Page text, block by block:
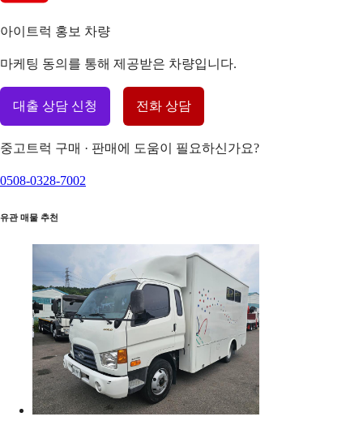
아이트럭 홍보 차량
마케팅 동의를 통해 제공받은 차량입니다.
대출 상담 신청 전화 상담
중고트럭 구매 · 판매에 도움이 필요하신가요?
0508-0328-7002
유관 매물 추천